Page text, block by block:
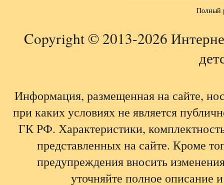
Полный
Copyright © 2013-2026
Информация, размещенная на сайте,
при каких условиях не является
ГК РФ. Характеристики,
представленных на сайте. Кроме
предупреждения вносить
уточняйте полное описание